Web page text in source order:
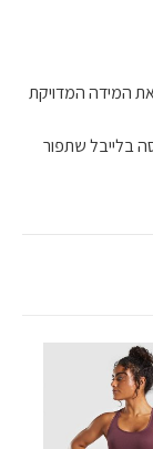
המידה המדויקת
בלייבל שתפור